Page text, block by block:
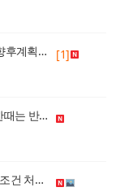
(1보) 김일성 고시원출신 간첩단, 남한장악전말과 향후계획유출 [1]
정청래 노사모 명의 도용? 초기엔 한때는 친노 또 한때는 반노...이것이 진실.....
(뉴스) 민주당, 국민들이 부정선거의혹 제기하면 무조건 처벌하는 법안 발의